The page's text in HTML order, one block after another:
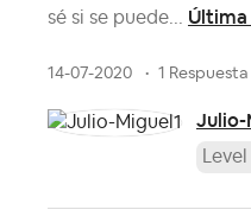
sé si se puede... Última
14-07-2020 1 Respuesta
Julio-